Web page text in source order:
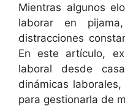
Mientras algunos
laborar en
distracciones
En este artículo,
laboral desde
dinámicas
para gestionarla de